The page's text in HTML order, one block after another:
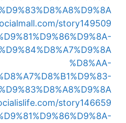
story149509
%D8%AA-
story146659